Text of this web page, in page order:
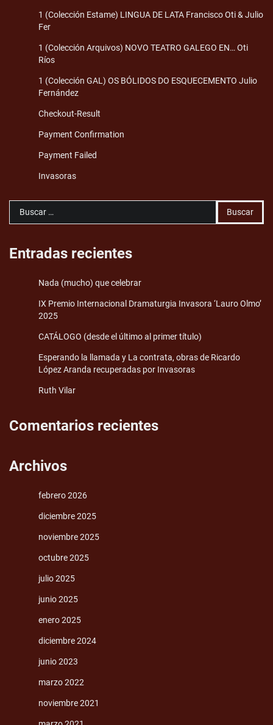
1 (Colección Estame) LINGUA DE LATA Francisco Oti & Julio
Fer
1 (Colección Arquivos) NOVO TEATRO GALEGO EN… Oti
Ríos
1 (Colección GAL) OS BÓLIDOS DO ESQUECEMENTO Julio
Fernández
Checkout-Result
Payment Confirmation
Payment Failed
Invasoras
Buscar:
Entradas recientes
Nada (mucho) que celebrar
IX Premio Internacional Dramaturgia Invasora ‘Lauro Olmo’
2025
CATÁLOGO (desde el último al primer título)
Esperando la llamada y La contrata, obras de Ricardo
López Aranda recuperadas por Invasoras
Ruth Vilar
Comentarios recientes
Archivos
febrero 2026
diciembre 2025
noviembre 2025
octubre 2025
julio 2025
junio 2025
enero 2025
diciembre 2024
junio 2023
marzo 2022
noviembre 2021